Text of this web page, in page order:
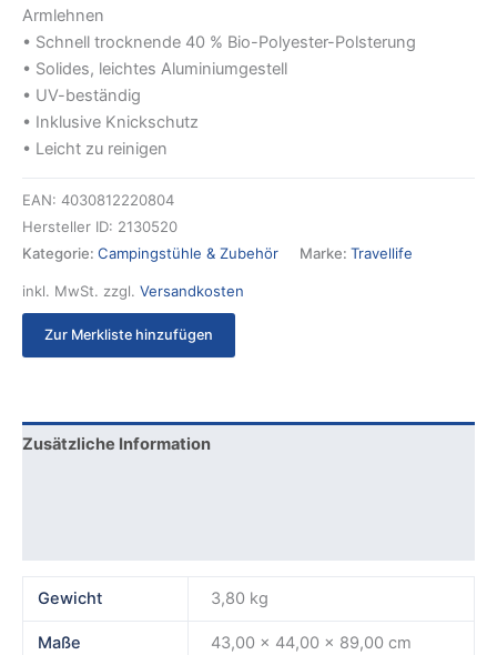
Armlehnen
• Schnell trocknende 40 % Bio-Polyester-Polsterung
• Solides, leichtes Aluminiumgestell
• UV-beständig
• Inklusive Knickschutz
• Leicht zu reinigen
EAN: 4030812220804
Hersteller ID: 2130520
Kategorie: Campingstühle & Zubehör Marke: Travellife
inkl. MwSt. zzgl. Versandkosten
Zur Merkliste hinzufügen
Zusätzliche Information
Gewicht 3,80 kg
Maße 43,00 × 44,00 × 89,00 cm